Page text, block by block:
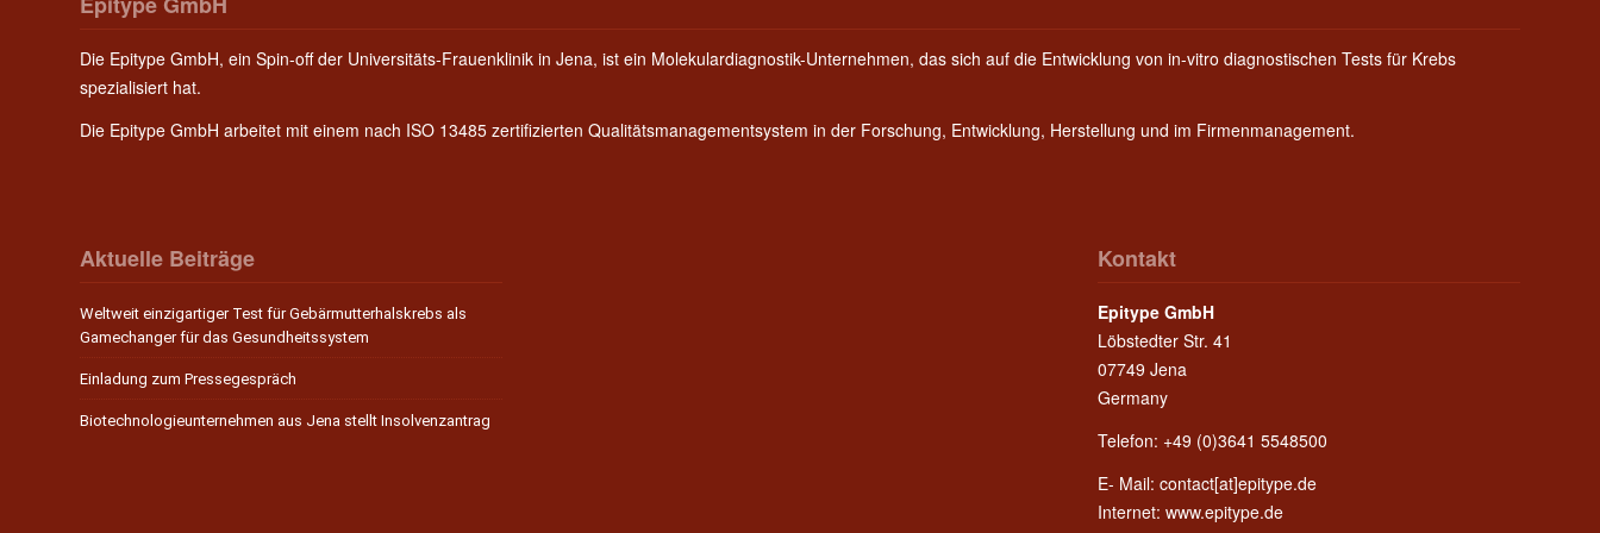
Die Epitype GmbH, ein Spin-off der Universitäts-Frauenklinik in Jena, ist ein Molekulardiagnostik-Unternehmen, das sich auf die Entwicklung von in-vitro diagnostischen Tests für Krebs
spezialisiert hat.
Die Epitype GmbH arbeitet mit einem nach ISO 13485 zertifizierten Qualitätsmanagementsystem in der Forschung, Entwicklung, Herstellung und im Firmenmanagement.
Aktuelle Beiträge
Weltweit einzigartiger Test für Gebärmutterhalskrebs als
Gamechanger für das Gesundheitssystem
Einladung zum Pressegespräch
Biotechnologieunternehmen aus Jena stellt Insolvenzantrag
Kontakt
Epitype GmbH
Löbstedter Str. 41
07749 Jena
Germany
Telefon: +49 (0)3641 5548500
E- Mail:contact[at]epitype.de
Internet:www.epitype.de